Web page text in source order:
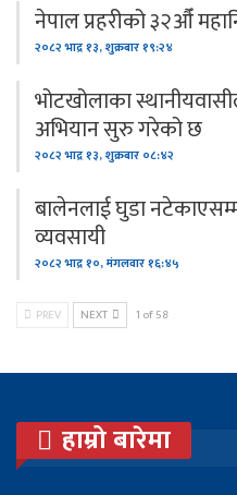
नेपाल प्रहरीको ३२औँ
२०८२ भाद्र १३, शुक्रबार १९:२४
भोटखोलाका
अभियान सुरु गरेको छ
२०८२ भाद्र १३, शुक्रबार ०८:४२
बालेनलाई घुडा
व्यवसायी
२०८२ भाद्र १०, मंगलवार १६:४५
PREV NEXT 1 of 58
हाम्रो बारेमा